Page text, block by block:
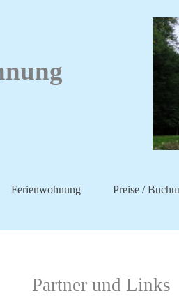
Ferienwohnung Preise /
Partner und Links